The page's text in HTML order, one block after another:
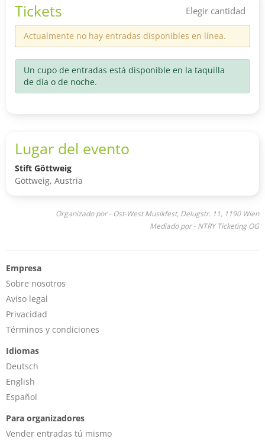
Tickets Elegir cantidad
Actualmente no hay entradas disponibles en línea.
Un cupo de entradas está disponible en la taquilla
de día o de noche.
Lugar del evento
Stift Göttweig
Göttweig, Austria
Organizado por - Ost-West Musikfest, Delugstr. 11, 1190 Wien
Mediado por - NTRY Ticketing OG
Empresa
Sobre nosotros
Aviso legal
Privacidad
Términos y condiciones
Idiomas
Deutsch
English
Español
Para organizadores
Vender entradas tú mismo